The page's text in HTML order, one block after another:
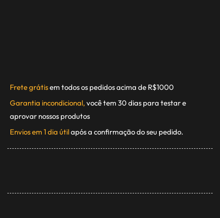
Frete grátisem todos os pedidos acima de R$1000
Garantia incondicional, você tem 30 dias para testar e
aprovar nossos produtos
Envios em 1 dia útilapós a confirmação do seu pedido.